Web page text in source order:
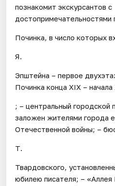
познакомит экскурсантов с
достопримечательностями
Починка, в число которых
Я.
Эпштейна – первое
Починка конца XIX – начала
; – центральный городской
заложен жителями города
Отечественной войны; –
Т.
Твардовского,
юбилею писателя; – «Аллея